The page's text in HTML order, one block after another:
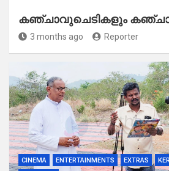
കഞ്ചാവുചെടികളും
3 months ago Reporter
CINEMA ENTERTAINMENTS EXTRAS